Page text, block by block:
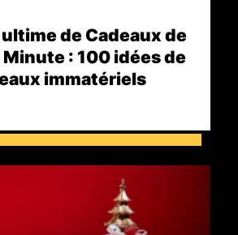
de Cadeaux de
: 100 idées de
immatériels